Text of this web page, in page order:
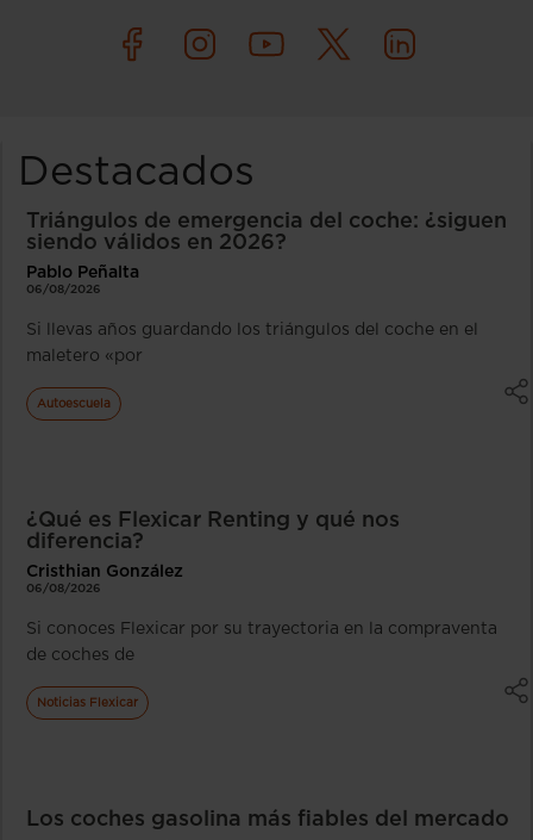
Destacados
Triángulos de emergencia del coche: ¿siguen
siendo válidos en 2026?
Pablo Peñalta
06/08/2026
Si llevas años guardando los triángulos del coche en el
maletero «por
Autoescuela
¿Qué es Flexicar Renting y qué nos
diferencia?
Cristhian González
06/08/2026
Si conoces Flexicar por su trayectoria en la compraventa
de coches de
Noticias Flexicar
Los coches gasolina más fiables del mercado